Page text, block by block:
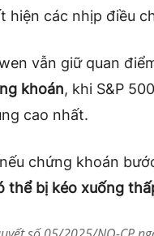
hiện các nhịp điều
vẫn giữ quan
khoán, khi S&P
cao nhất.
chứng khoán
thể bị kéo xuống